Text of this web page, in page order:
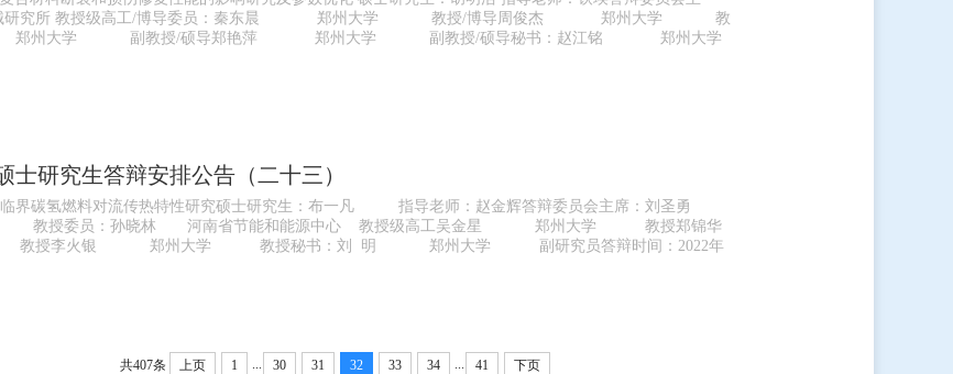
机械研究所 教授级高工/博导委员：秦东晨 郑州大学 教授/博导周俊杰 郑州大学 教
州大学 副教授/硕导郑艳萍 郑州大学 副教授/硕导秘书：赵江铭 郑州大学
士研究生答辩安排公告（二十三）
临界碳氢燃料对流传热特性研究硕士研究生：布一凡 指导老师：赵金辉答辩委员会主席：刘圣勇
授委员：孙晓林 河南省节能和能源中心 教授级高工吴金星 郑州大学 教授郑锦华
李火银 郑州大学 教授秘书：刘 明 郑州大学 副研究员答辩时间：2022年
共407条 上页 1 30 31 32 33 34 41 下页